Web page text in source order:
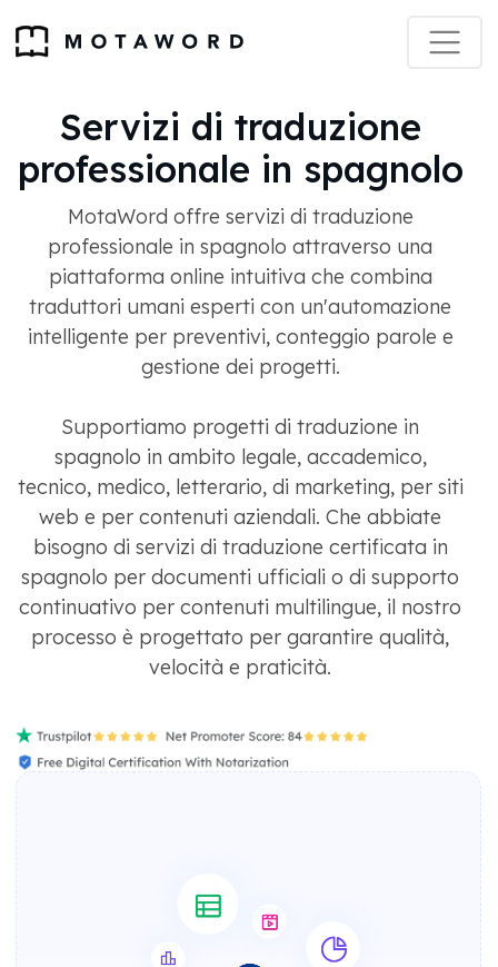
Servizi di traduzione
professionale in spagnolo
MotaWord offre servizi di traduzione
professionale in spagnolo attraverso una
piattaforma online intuitiva che combina
traduttori umani esperti con un'automazione
intelligente per preventivi, conteggio parole e
gestione dei progetti.
Supportiamo progetti di traduzione in
spagnolo in ambito legale, accademico,
tecnico, medico, letterario, di marketing, per siti
web e per contenuti aziendali. Che abbiate
bisogno di servizi di traduzione certificata in
spagnolo per documenti ufficiali o di supporto
continuativo per contenuti multilingue, il nostro
processo è progettato per garantire qualità,
velocità e praticità.